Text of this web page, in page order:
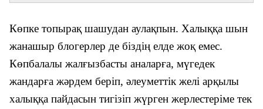
Көпке топырақ шашудан аулақпын. Халыққа шын
жанашыр блогерлер де біздің елде жоқ емес.
Көпбалалы жалғызбасты аналарға, мүгедек
жандарға жәрдем беріп, әлеуметтік желі арқылы
халыққа пайдасын тигізіп жүрген жерлестеріме тек